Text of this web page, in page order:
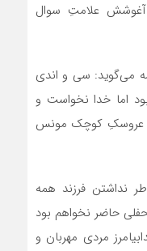
آغوشش علامتِ سوال
می‌گوید: سی و اندی
اما خدا نخواست و
عروسکِ کوچک مونس
نداشتن فرزند همه
حاضر نخواهم بود
مردی مهربان و